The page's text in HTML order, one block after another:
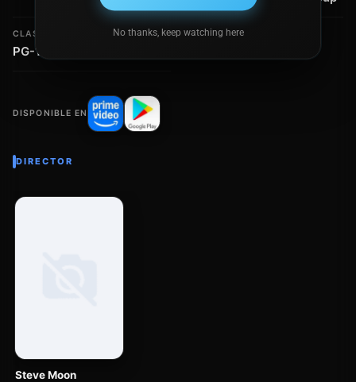
CLASIFICACIÓN
PG-13
DISPONIBLE EN
DIRECTOR
Steve Moon
No thanks, keep watching here